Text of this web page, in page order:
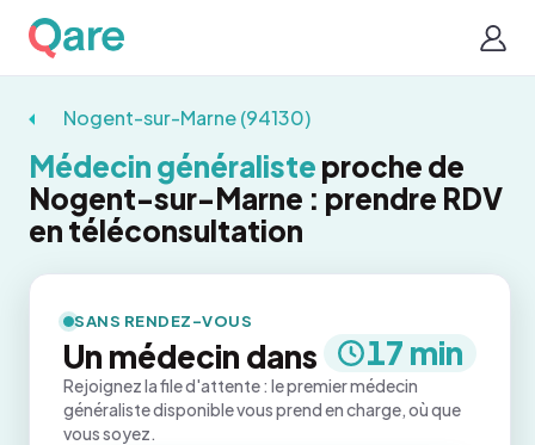
Nogent-sur-Marne (94130)
Médecin généraliste proche de
Nogent-sur-Marne : prendre RDV
en téléconsultation
SANS RENDEZ-VOUS
Un médecin dans 17 min
Rejoignez la file d'attente : le premier médecin
généraliste disponible vous prend en charge, où que
vous soyez.